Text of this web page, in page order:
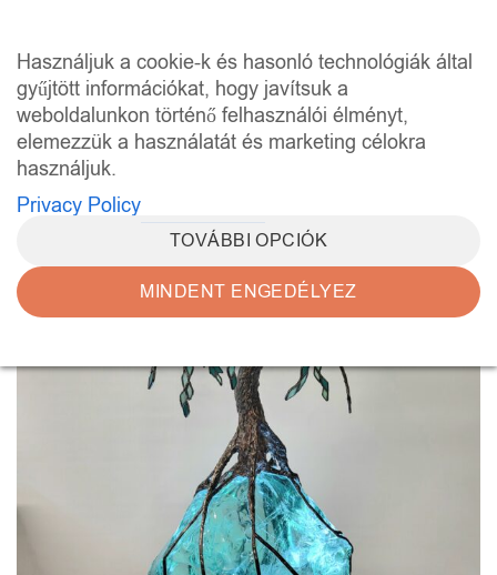
Használjuk a cookie-k és hasonló technológiák által
gyűjtött információkat, hogy javítsuk a
weboldalunkon történő felhasználói élményt,
elemezzük a használatát és marketing célokra
használjuk.
Privacy Policy
TOVÁBBI OPCIÓK
MINDENT ENGEDÉLYEZ
content